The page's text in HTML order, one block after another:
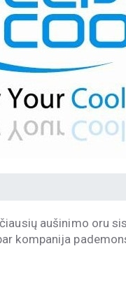
aušinimo oru
kompanija